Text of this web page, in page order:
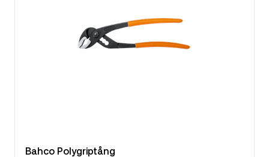
Bahco Polygriptång